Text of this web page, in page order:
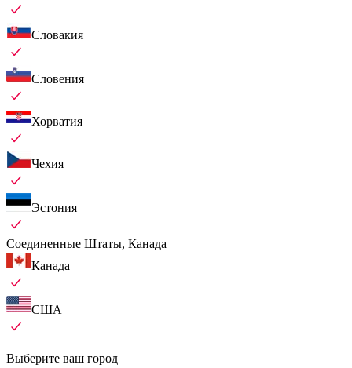
Словакия
Словения
Хорватия
Чехия
Эстония
Соединенные Штаты, Канада
Канада
США
Выберите ваш город